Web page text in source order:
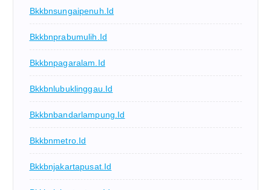
Bkkbnsungaipenuh.id
Bkkbnprabumulih.id
Bkkbnpagaralam.id
Bkkbnlubuklinggau.id
Bkkbnbandarlampung.id
Bkkbnmetro.id
Bkkbnjakartapusat.id